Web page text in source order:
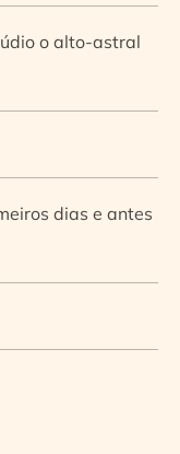
o alto-astral
dias e antes